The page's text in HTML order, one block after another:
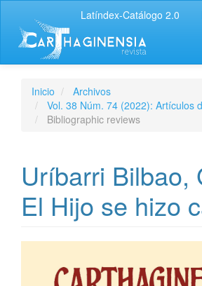
Latíndex-Catálogo 2.0
Inicio
Archivos
Vol. 38 Núm. 74 (2022): Artículos
Bibliographic reviews
Uríbarri Bilbao,
El Hijo se hizo